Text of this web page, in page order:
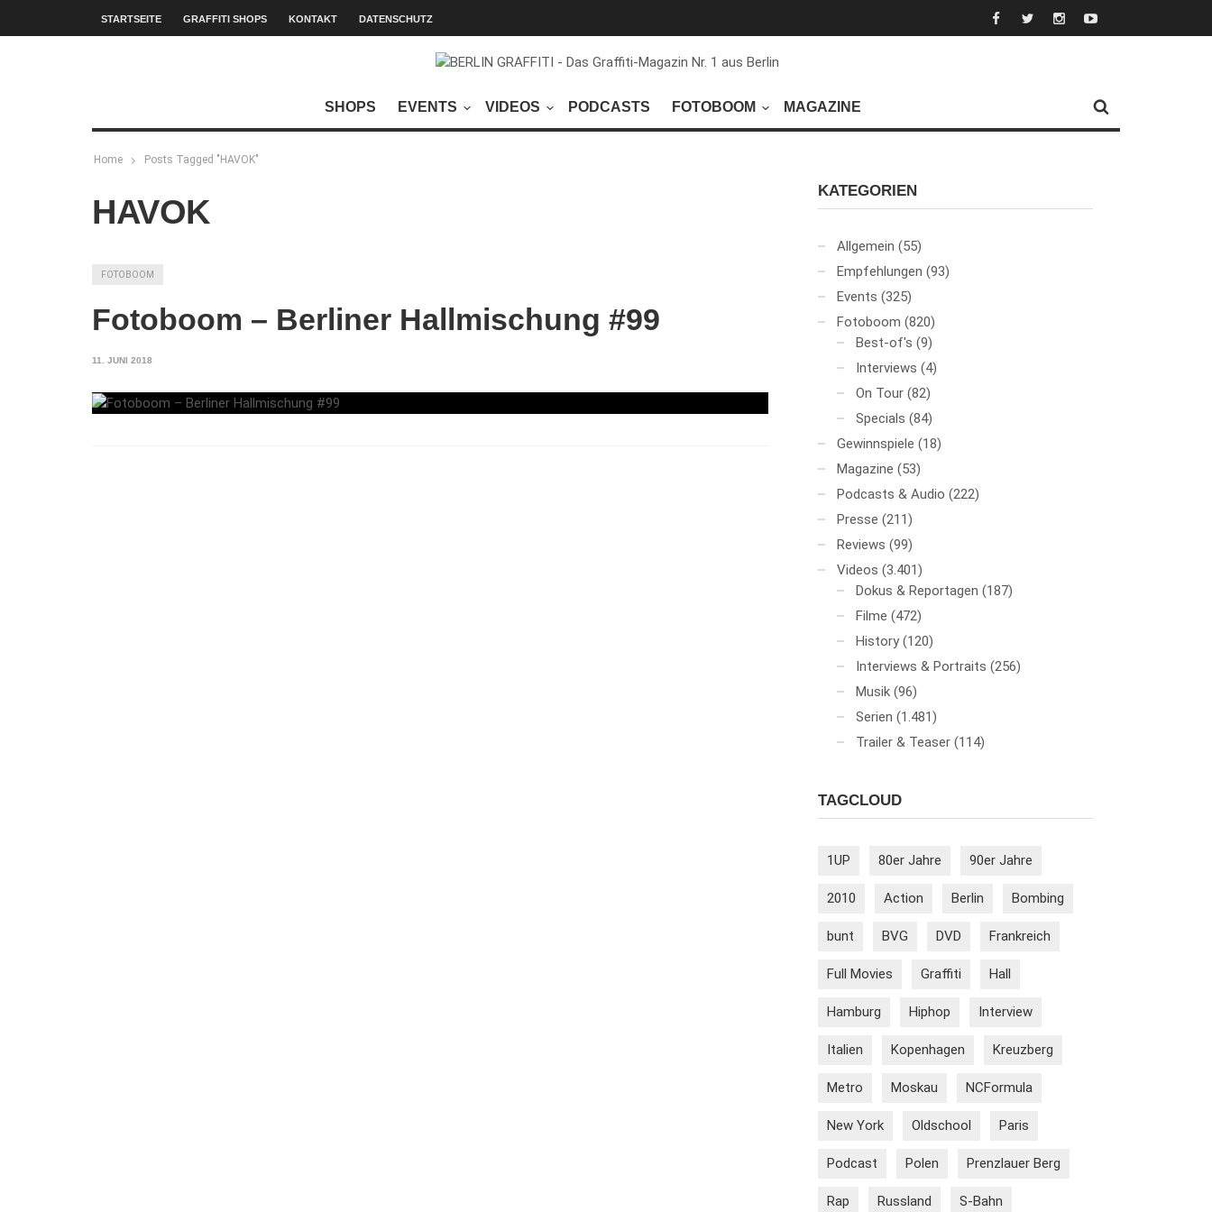
STARTSEITE GRAFFITI SHOPS KONTAKT DATENSCHUTZ
SHOPS EVENTS VIDEOS PODCASTS FOTOBOOM MAGAZINE
Home Posts Tagged "HAVOK"
HAVOK
FOTOBOOM
Fotoboom – Berliner Hallmischung #99
11. JUNI 2018
KATEGORIEN
Allgemein (55)
Empfehlungen (93)
Events (325)
Fotoboom (820)
Best-of's (9)
Interviews (4)
On Tour (82)
Specials (84)
Gewinnspiele (18)
Magazine (53)
Podcasts & Audio (222)
Presse (211)
Reviews (99)
Videos (3.401)
Dokus & Reportagen (187)
Filme (472)
History (120)
Interviews & Portraits (256)
Musik (96)
Serien (1.481)
Trailer & Teaser (114)
TAGCLOUD
1UP 80er Jahre 90er Jahre
2010 Action Berlin Bombing
bunt BVG DVD Frankreich
Full Movies Graffiti Hall
Hamburg Hiphop Interview
Italien Kopenhagen Kreuzberg
Metro Moskau NCFormula
New York Oldschool Paris
Podcast Polen Prenzlauer Berg
Rap Russland S-Bahn